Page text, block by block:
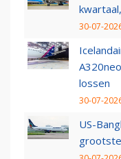
30-07-
lossen
30-07-
US-